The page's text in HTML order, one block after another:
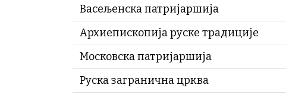
Васељенска патријаршија
Архиепископија руске традиције
Московска патријаршија
Руска загранична црква